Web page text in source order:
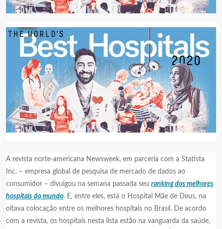
A revista norte-americana Newsweek, em parceria com a Statista
Inc. – empresa global de pesquisa de mercado de dados ao
consumidor – divulgou na semana passada seu ranking dos melhores
hospitais do mundo. E, entre eles, está o Hospital Mãe de Deus, na
oitava colocação entre os melhores hospitais no Brasil. De acordo
com a revista, os hospitais nesta lista estão na vanguarda da saúde,